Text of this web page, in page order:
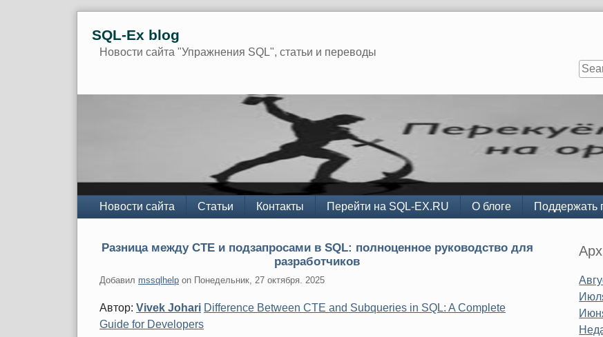
SQL-Ex blog
Новости сайта "Упражнения SQL", статьи и переводы
Navigation
Новости сайта Статьи Контакты Перейти на SQL-EX.RU О блоге Поддержать
Разница между CTE и подзапросами в SQL: полноценное руководство для
разработчиков
Добавил mssqlhelp on Понедельник, 27 октября. 2025
Автор: Vivek Johari Difference Between CTE and Subqueries in SQL: A Complete
Guide for Developers
Sidebar